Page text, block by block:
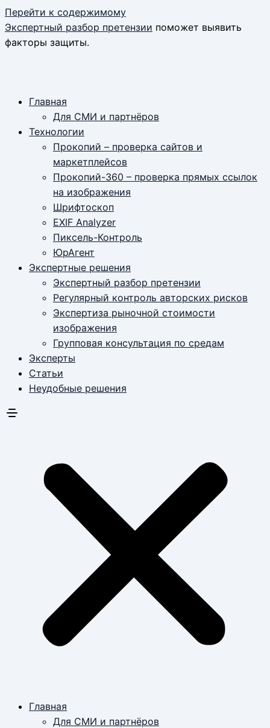
Перейти к содержимому
Экспертный разбор претензии поможет выявить
факторы защиты.
Главная
Для СМИ и партнёров
Технологии
Прокопий – проверка сайтов и
маркетплейсов
Прокопий-360 – проверка прямых ссылок
на изображения
Шрифтоскоп
EXIF Analyzer
Пиксель-Контроль
ЮрАгент
Экспертные решения
Экспертный разбор претензии
Регулярный контроль авторских рисков
Экспертиза рыночной стоимости
изображения
Групповая консультация по средам
Эксперты
Статьи
Неудобные решения
Главная
Для СМИ и партнёров